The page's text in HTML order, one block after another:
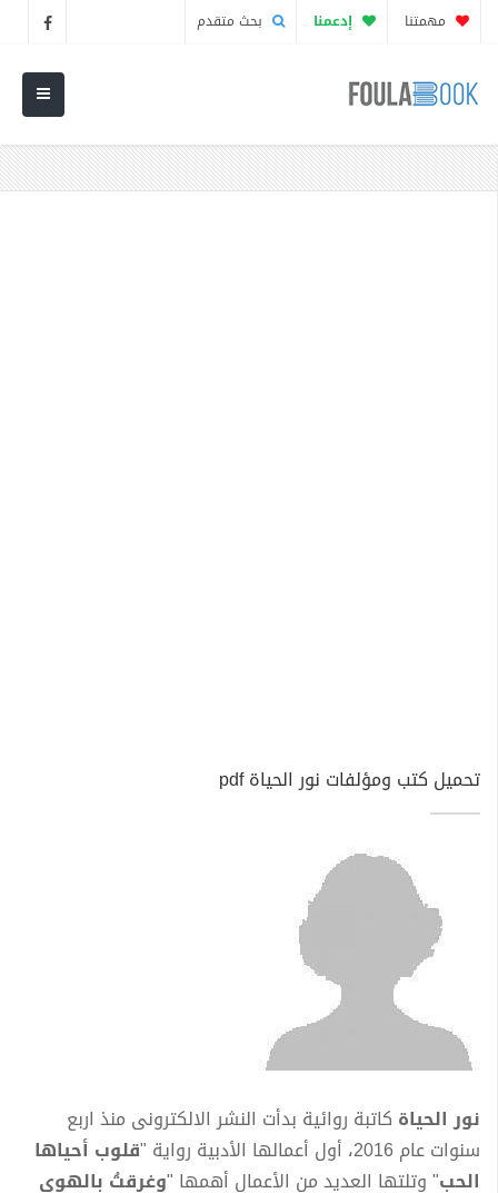
مهمتنا إدعمنا بحث متقدم
تحميل كتب ومؤلفات نور الحياة pdf
نور الحياة كاتبة روائية بدأت النشر الالكترونى منذ اربع
سنوات عام 2016، أول أعمالها الأدبية رواية "
قلوب أحياها
الحب" وتلتها العديد من الأعمال أهمها "وغرقتُ بالهوى